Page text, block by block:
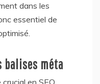
dans les
essentiel de
balises méta
en SEO,